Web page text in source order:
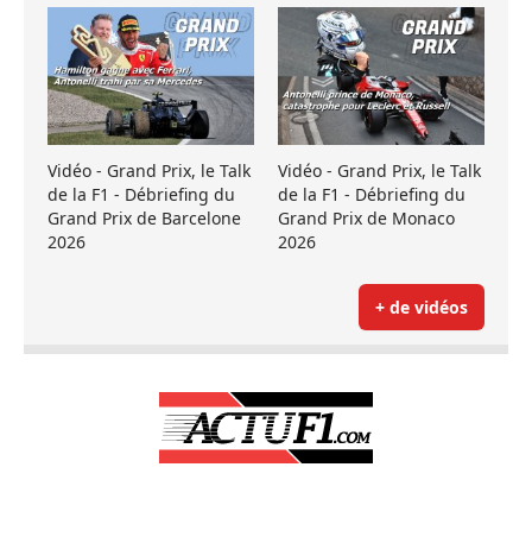
Vidéo - Grand Prix, le Talk
de la F1 - Débriefing du
Grand Prix de Barcelone
2026
Vidéo - Grand Prix, le Talk
de la F1 - Débriefing du
Grand Prix de Monaco
2026
+ de vidéos